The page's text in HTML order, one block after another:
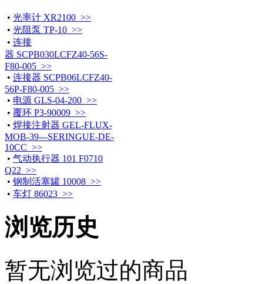
• 光率计 XR2100 >>
• 光阻泵 TP-10 >>
• 连接
器 SCPB030LCFZ40-56S-
F80-005 >>
• 连接器 SCPB06LCFZ40-
56P-F80-005 >>
• 电源 GLS-04-200 >>
• 覆环 P3-90009 >>
• 焊接注射器 GEL-FLUX-
MOB-39---SERINGUE-DE-
10CC >>
• 气动执行器 101 F0710
Q22 >>
• 钢制活塞罐 10008 >>
• 车灯 86023 >>
浏览历史
暂无浏览过的商品